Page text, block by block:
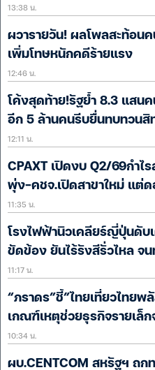
13:38 น.
ผวารายวัน! ผลโพลสะท้อน
เพิ่มโทษหนักคดีร้ายแรง
12:46 น.
โค้งสุดท้าย!รัฐย้ำ 8.3 แสน
อีก 5 ล้านคนรีบยื่นทบทวนสิ
12:11 น.
CPAXT เปิดงบ Q2/69กำ
พุ่ง-คชจ.เปิดสาขาใหม่ แต่
11:35 น.
โรงไฟฟ้านิวเคลียร์ญี่ปุ่นดับ
ขัดข้อง ยันไร้รังสีรั่วไหล จน
11:17 น.
“ภราดร”ชี้”ไทยเที่ยวไทยพ
เกณฑ์เหตุช่วยธุรกิจรายเล็
10:34 น.
ผบ.CENTCOM สหรัฐฯ ถก